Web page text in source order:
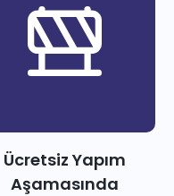
Ücretsiz Yapım
Aşamasında